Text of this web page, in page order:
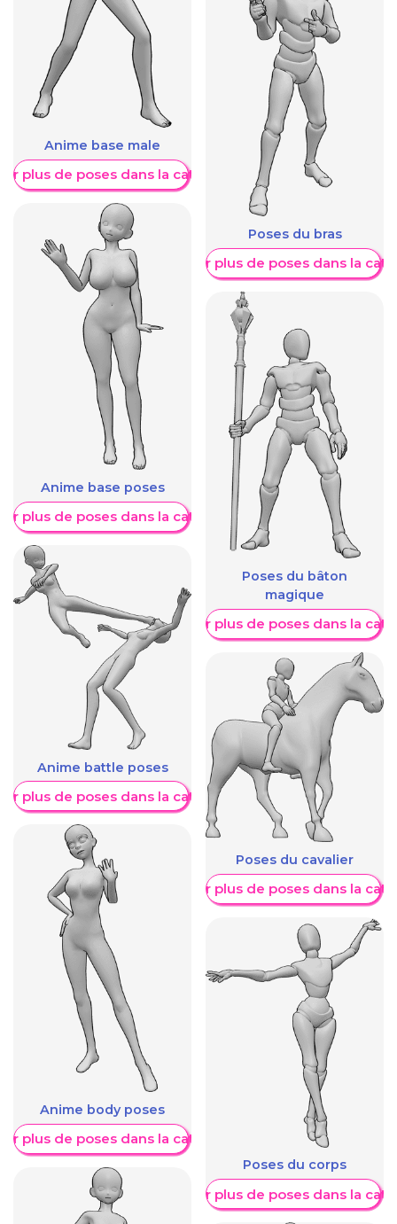
Anime base male
plus de poses dans la catégorie
Anime base poses
plus de poses dans la catégorie
Anime battle poses
plus de poses dans la catégorie
Anime body poses
plus de poses dans la catégorie
Poses du bras
Afficher plus de poses dans la
Poses du bâton
magique
Afficher plus de poses dans la
Poses du cavalier
Afficher plus de poses dans la
Poses du corps
Afficher plus de poses dans la